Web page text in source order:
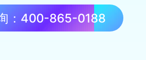
：400-865-0188